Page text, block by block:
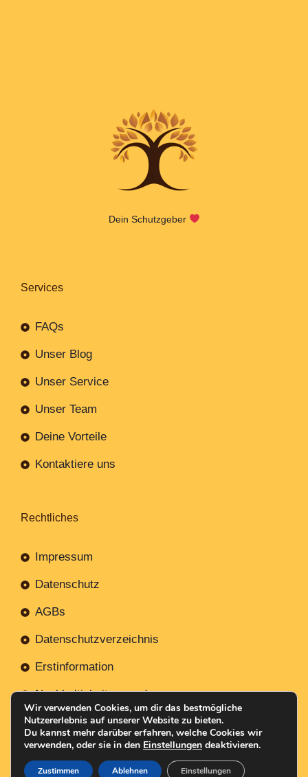
Dein Schutzgeber
Services
FAQs
Unser Blog
Unser Service
Unser Team
Deine Vorteile
Kontaktiere uns
Rechtliches
Impressum
Datenschutz
AGBs
Datenschutzverzeichnis
Erstinformation
Nachhaltigkeitsverordnung
Mit Erstellt NR-Webservices.de© 2026
Wir verwenden Cookies, um dir das bestmögliche
Nutzererlebnis auf unserer Website zu bieten.
Du kannst mehr darüber erfahren, welche Cookies wir
verwenden, oder sie in den Einstellungen deaktivieren.
Zustimmen Ablehnen Einstellungen